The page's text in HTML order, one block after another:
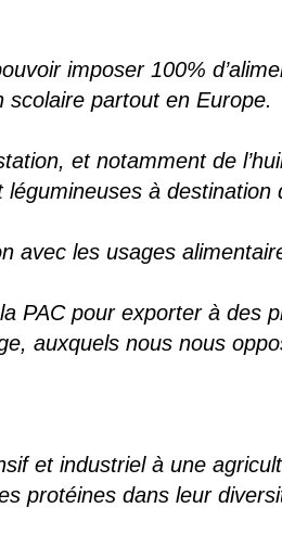
imposer 100%
partout en Europe.
et notamment de
à destination
avec les usages
PAC pour exporter à des
auxquels nous nous
et industriel à une
protéines dans leur